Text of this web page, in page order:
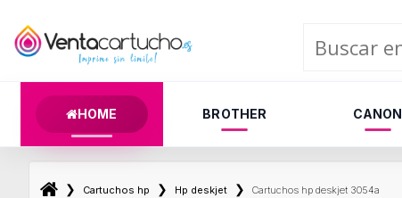
HOME BROTHER CANON
❯ Cartuchos hp ❯ Hp deskjet ❯ Cartuchos hp deskjet 3054a